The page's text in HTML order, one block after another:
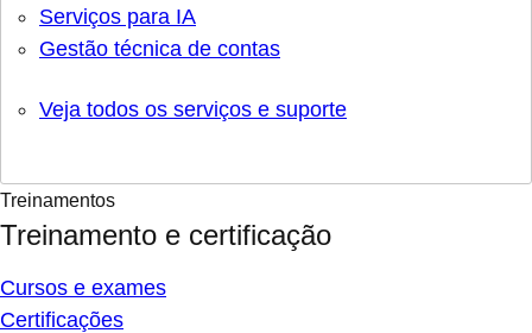
Serviços para IA
Gestão técnica de contas
Veja todos os serviços e suporte
Treinamentos
Treinamento e certificação
Cursos e exames
Certificações